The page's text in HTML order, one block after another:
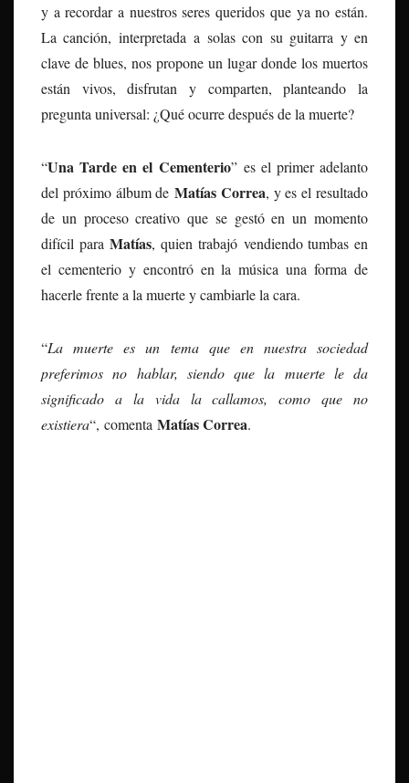
y a recordar a nuestros seres queridos que ya no están.
La canción, interpretada a solas con su guitarra y en
clave de blues, nos propone un lugar donde los muertos
están vivos, disfrutan y comparten, planteando la
pregunta universal: ¿Qué ocurre después de la muerte?
“Una Tarde en el Cementerio” es el primer adelanto
del próximo álbum deMatías Correa, y es el resultado
de un proceso creativo que se gestó en un momento
difícil paraMatías, quien trabajó vendiendo tumbas en
el cementerio y encontró en la música una forma de
hacerle frente a la muerte y cambiarle la cara.
“La muerte es un tema que en nuestra sociedad
preferimos no hablar, siendo que la muerte le da
significado a la vida la callamos, como que no
existiera“, comenta Matías Correa.